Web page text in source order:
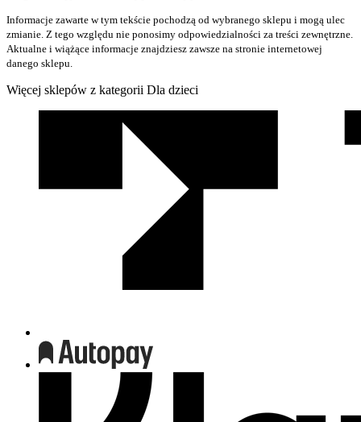
Informacje zawarte w tym tekście pochodzą od wybranego sklepu i mogą ulec
zmianie. Z tego względu nie ponosimy odpowiedzialności za treści zewnętrzne.
Aktualne i wiążące informacje znajdziesz zawsze na stronie internetowej
danego sklepu.
Więcej sklepów z kategorii Dla dzieci